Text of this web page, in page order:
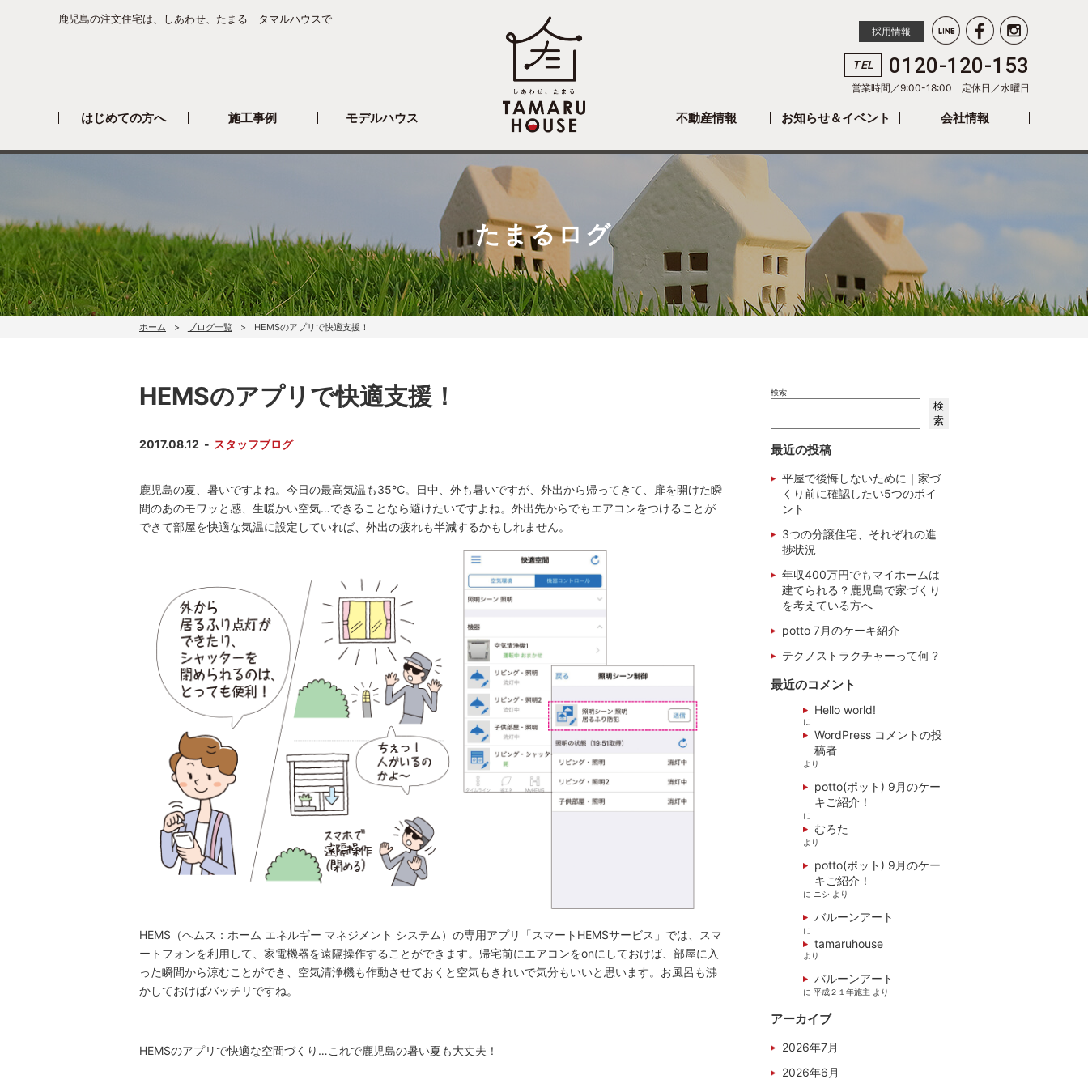
鹿児島の注文住宅は、しあわせ、たまる タマルハウスで
採用情報
TEL 0120-120-153
営業時間／9:00-18:00 定休日／水曜日
はじめての方へ 施工事例 モデルハウス 不動産情報 お知らせ＆イベント 会社情報
たまるログ
ホーム ブログ一覧 HEMSのアプリで快適支援！
HEMSのアプリで快適支援！
2017.08.12 スタッフブログ
鹿児島の夏、暑いですよね。今日の最高気温も35℃。日中、外も暑いですが、外出から帰ってきて、扉を開けた瞬
間のあのモワッと感、生暖かい空気…できることなら避けたいですよね。外出先からでもエアコンをつけることが
できて部屋を快適な気温に設定していれば、外出の疲れも半減するかもしれません。
HEMS（ヘムス：ホーム エネルギー マネジメント システム）の専用アプリ「スマートHEMSサービス」では、スマ
ートフォンを利用して、家電機器を遠隔操作することができます。帰宅前にエアコンをonにしておけば、部屋に入
った瞬間から涼むことができ、空気清浄機も作動させておくと空気もきれいで気分もいいと思います。お風呂も沸
かしておけばバッチリですね。
HEMSのアプリで快適な空間づくり…これで鹿児島の暑い夏も大丈夫！
検索
検
索
最近の投稿
平屋で後悔しないために｜家づ
くり前に確認したい5つのポイ
ント
3つの分譲住宅、それぞれの進
捗状況
年収400万円でもマイホームは
建てられる？鹿児島で家づくり
を考えている方へ
potto 7月のケーキ紹介
テクノストラクチャーって何？
最近のコメント
Hello world!
に
WordPress コメントの投
稿者
より
potto(ポット) 9月のケー
キご紹介！
に
むろた
より
potto(ポット) 9月のケー
キご紹介！
に ニシ より
バルーンアート
に
tamaruhouse
より
バルーンアート
に 平成２１年施主 より
アーカイブ
2026年7月
2026年6月